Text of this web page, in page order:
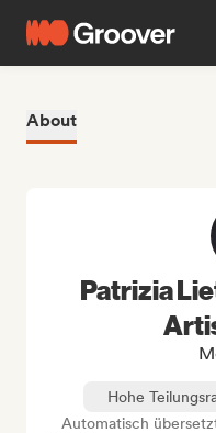
About
Patrizia
Hohe
Automatisch